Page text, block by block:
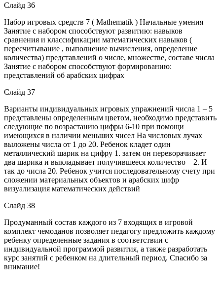
Слайд 36
Набор игровых средств 7 ( Mathematik ) Начальные умения
Занятие с набором способствуют развитию: навыков
сравнения и классификации математических навыков (
пересчитывание , выполнение вычисления, определение
количества) представлений о числе, множестве, составе числа
Занятие с набором способствуют формированию:
представлений об арабских цифрах
Слайд 37
Варианты индивидуальных игровых упражнений числа 1 – 5
представлены определенным цветом, необходимо представить
следующие по возрастанию цифры 6-10 при помощи
имеющихся в наличии меньших чисел На числовых лучах
выложены числа от 1 до 20. Ребенок кладет один
металлический шарик на цифру 1. затем он переворачивает
два шарика и выкладывает получившееся количество – 2. И
так до числа 20. Ребенок учится последовательному счету при
сложении материальных объектов и арабских цифр
визуализация математических действий
Слайд 38
Продуманный состав каждого из 7 входящих в игровой
комплект чемоданов позволяет педагогу предложить каждому
ребенку определенные задания в соответствии с
индивидуальной программой развития, а также разработать
курс занятий с ребенком на длительный период. Спасибо за
внимание!